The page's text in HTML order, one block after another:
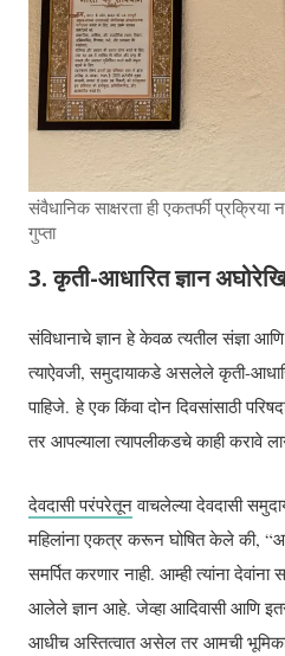
संवैधानिक साक्षरता ही एकतर्फी प्रक्रिया
गुप्ता
3. कृती-आधारित ज्ञान
संविधानाचे ज्ञान हे केवळ त्यतील संज्ञा आणि
त्याऐवजी, समुदायाकडे असलेले कृती-
पाहिजे. हे एक किंवा दोन दिवसांसाठी
तर आपल्याला त्यापलीकडचे काही करावे
देवदासी परंपरेतूनवाचलेल्या देवदासी
महिलांना एकत्र करून घोषित केले की,
समर्पित करणार नाही. आम्ही त्यांना
आलेले ज्ञान आहे. जेव्हा आदिवासी आणि
आधीच अस्तित्वात असेल तर आमची भूमिका